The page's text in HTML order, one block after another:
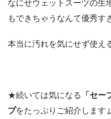
もできちゃうなんて優秀す
本当に汚れを気にせず使え
★続いては気になる 「セ
プをたっぷりご紹介しま